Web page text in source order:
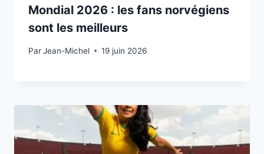
Mondial 2026 : les fans norvégiens
sont les meilleurs
ParJean-Michel
19 juin 2026 19 juin 2026